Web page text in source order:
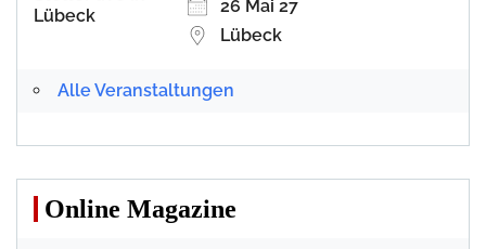
26 Mai 27
Lübeck
Alle Veranstaltungen
Online Magazine